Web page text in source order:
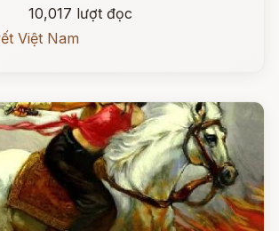
10,017 lượt đọc
Việt Nam